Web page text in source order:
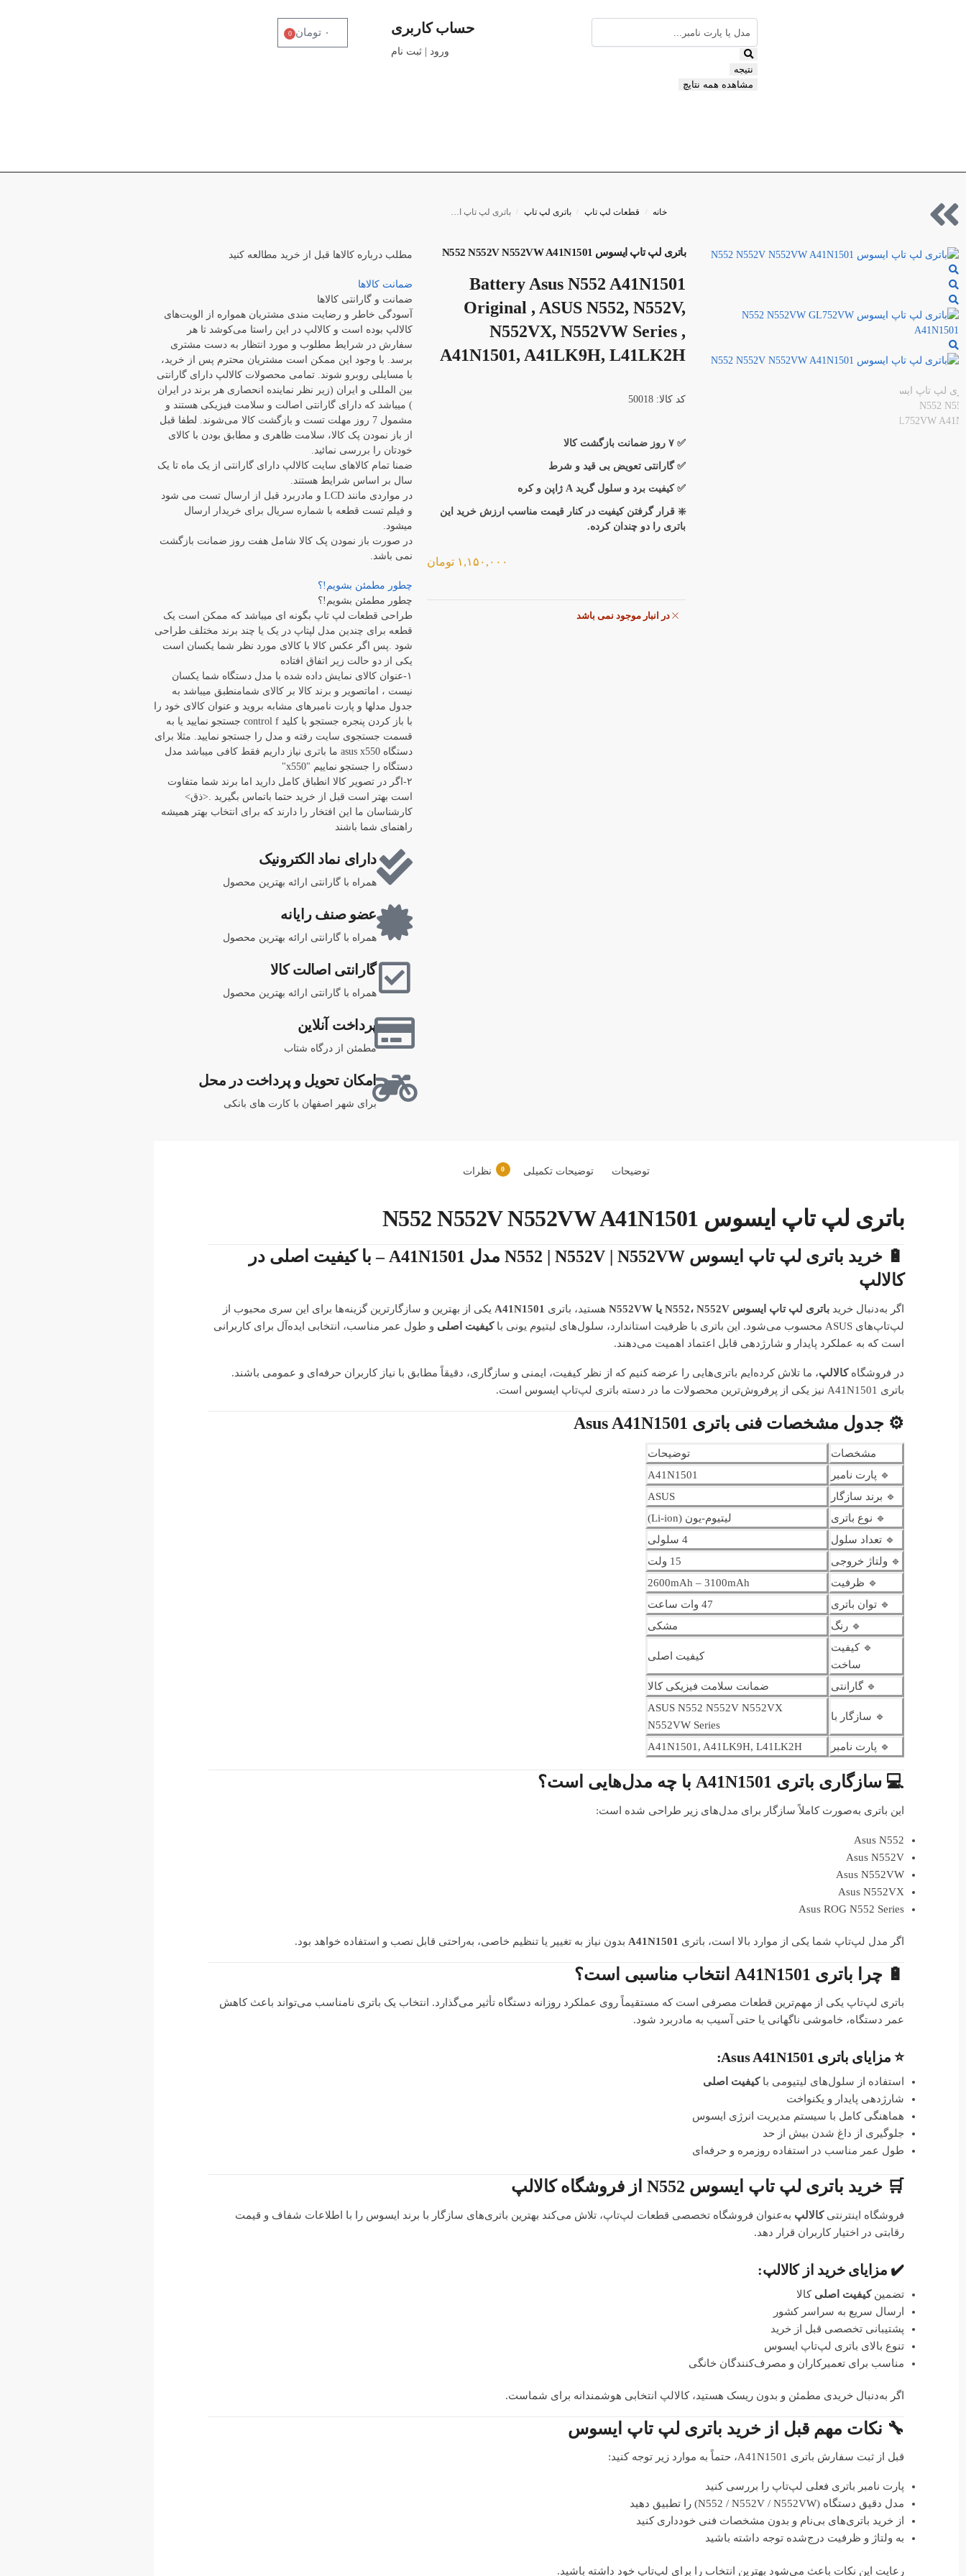
نتیجه
مشاهده همه نتایچ
حساب کاربری
ورود | ثبت نام
۰ تومان 0
خانه / قطعات لپ تاپ / باتری لپ تاپ / باتری لپ تاپ ایسوس N552 N552V N552VW A41N1501
باتری لپ تاپ ایسوس N552 N552V N552VW A41N1501
Battery Asus N552 A41N1501
Original , ASUS N552, N552V,
N552VX, N552VW Series ,
A41N1501, A41LK9H, L41LK2H
کد کالا: 50018
✅ ۷ روز ضمانت بازگشت کالا
✅ گارانتی تعویض بی قید و شرط
✅ کیفیت برد و سلول گرید A ژاپن و کره
❇️ قرار گرفتن کیفیت در کنار قیمت مناسب ارزش خرید این
باتری را دو چندان کرده.
۱,۱۵۰,۰۰۰ تومان
در انبار موجود نمی باشد
مطلب درباره کالاها قبل از خرید مطالعه کنید
ضمانت کالاها
ضمانت و گارانتی کالاها
آسودگی خاطر و رضایت مندی مشتریان همواره از الویت‏‌های
کالالپ بوده است و کالالپ در این راستا می‏‌کوشد تا هر
سفارش در شرایط مطلوب و مورد انتظار به دست مشتری
برسد. با وجود این ممکن است مشتریان محترم پس از خرید،
با مسایلی روبرو شوند. تمامی محصولات کالالپ دارای گارانتی
بین المللی و ایران (زیر نظر نماینده انحصاری هر برند در ایران
) میباشد که دارای گارانتی اصالت و سلامت فیزیکی هستند و
مشمول 7 روز مهلت تست و بازگشت کالا می‌شوند. لطفا قبل
از باز نمودن پک کالا، سلامت ظاهری و مطابق بودن با کالای
خودتان را بررسی نمائید.
ضمنا تمام کالاهای سایت کالالپ دارای گارانتی از یک ماه تا یک
سال بر اساس شرایط هستند.
در مواردی مانند LCD و مادربرد قبل از ارسال تست می شود
و فیلم تست قطعه با شماره سریال برای خریدار ارسال
میشود.
در صورت باز نمودن پک کالا شامل هفت روز ضمانت بازگشت
نمی باشد.
چطور مطمئن بشویم!؟
چطور مطمئن بشویم!؟
طراحی قطعات لپ تاپ بگونه ای میباشد که ممکن است یک
قطعه برای چندین مدل لپتاپ در یک یا چند برند مختلف طراحی
شود .پس اگر عکس کالا با کالای مورد نظر شما یکسان است
یکی از دو حالت زیر اتفاق افتاده
۱-عنوان کالای نمایش داده شده با مدل دستگاه شما یکسان
نیست ، اماتصویر و برند کالا بر کالای شمامنطبق میباشد به
جدول مدلها و پارت نامبرهای مشابه بروید و عنوان کالای خود را
با باز کردن پنجره جستجو با کلید control f جستجو نمایید یا به
قسمت جستجوی سایت رفته و مدل را جستجو نمایید. مثلا برای
دستگاه asus x550 ما باتری نیاز داریم فقط کافی میباشد مدل
دستگاه را جستجو نماییم "x550"
۲-اگر در تصویر کالا انطباق کامل دارید اما برند شما متفاوت
است بهتر است قبل از خرید حتما باتماس بگیرید .<ذق>
کارشناسان ما این افتخار را دارند که برای انتخاب بهتر همیشه
راهنمای شما باشند
دارای نماد الکترونیک
همراه با گارانتی ارائه بهترین محصول
عضو صنف رایانه
همراه با گارانتی ارائه بهترین محصول
گارانتی اصالت کالا
همراه با گارانتی ارائه بهترین محصول
پرداخت آنلاین
مطمئن از درگاه شتاب
امکان تحویل و پرداخت در محل
برای شهر اصفهان با کارت های بانکی
توضیحات توضیحات تکمیلی نظرات 0
باتری لپ تاپ ایسوس N552 N552V N552VW A41N1501
🔋 خرید باتری لپ تاپ ایسوس N552 | N552V | N552VW مدل A41N1501 – با کیفیت اصلی در
کالالپ
اگر به‌دنبال خرید باتری لپ تاپ ایسوس N552، N552V یا N552VW هستید، باتری A41N1501 یکی از بهترین و سازگارترین گزینه‌ها برای این سری محبوب از
لپ‌تاپ‌های ASUS محسوب می‌شود. این باتری با ظرفیت استاندارد، سلول‌های لیتیوم یونی با
کیفیت اصلی و طول عمر مناسب، انتخابی ایده‌آل برای کاربرانی
است که به عملکرد پایدار و شارژدهی قابل اعتماد اهمیت می‌دهند.
در فروشگاهکالالپ، ما تلاش کرده‌ایم باتری‌هایی را عرضه کنیم که از نظر کیفیت، ایمنی و سازگاری، دقیقاً مطابق با نیاز کاربران حرفه‌ای و عمومی باشند.
باتری A41N1501 نیز یکی از پرفروش‌ترین محصولات ما در دسته باتری لپ‌تاپ ایسوس است.
⚙️ جدول مشخصات فنی باتری Asus A41N1501
مشخصات
توضیحات
🔹 پارت نامبر
A41N1501
🔹 برند سازگار
ASUS
🔹 نوع باتری
لیتیوم-یون (Li-ion)
🔹 تعداد سلول
4 سلولی
🔹 ولتاژ خروجی
15 ولت
🔹 ظرفیت
2600mAh – 3100mAh
🔹 توان باتری
🔹 رنگ
مشکی
🔹 کیفیت
ساخت
کیفیت اصلی
🔹 گارانتی ضمانت سلامت فیزیکی کالا
🔹 سازگار با
ASUS N552 N552V N552VX
N552VW Series
🔹 پارت نامبر
A41N1501, A41LK9H, L41LK2H
💻 سازگاری باتری A41N1501 با چه مدل‌هایی است؟
این باتری به‌صورت کاملاً سازگار برای مدل‌های زیر طراحی شده است:
Asus N552
Asus N552V
Asus N552VW
Asus N552VX
Asus ROG N552 Series
اگر مدل لپ‌تاپ شما یکی از موارد بالا است، باتری A41N1501 بدون نیاز به تغییر یا تنظیم خاصی، به‌راحتی قابل نصب و استفاده خواهد بود.
🔋 چرا باتری A41N1501 انتخاب مناسبی است؟
باتری لپ‌تاپ یکی از مهم‌ترین قطعات مصرفی است که مستقیماً روی عملکرد روزانه دستگاه تأثیر می‌گذارد. انتخاب یک باتری نامناسب می‌تواند باعث کاهش
عمر دستگاه، خاموشی ناگهانی یا حتی آسیب به مادربرد شود.
⭐ مزایای باتری Asus A41N1501:
استفاده از سلول‌های لیتیومی باکیفیت اصلی
شارژدهی پایدار و یکنواخت
هماهنگی کامل با سیستم مدیریت انرژی ایسوس
جلوگیری از داغ شدن بیش از حد
طول عمر مناسب در استفاده روزمره و حرفه‌ای
🛒 خرید باتری لپ تاپ ایسوس N552 از فروشگاه کالالپ
فروشگاه اینترنتیکالالپ به‌عنوان فروشگاه تخصصی قطعات لپ‌تاپ، تلاش می‌کند بهترین باتری‌های سازگار با برند ایسوس را با اطلاعات شفاف و قیمت
رقابتی در اختیار کاربران قرار دهد.
✔️ مزایای خرید از کالالپ:
تضمینکیفیت اصلی کالا
ارسال سریع به سراسر کشور
پشتیبانی تخصصی قبل از خرید
تنوع بالای باتری لپ‌تاپ ایسوس
مناسب برای تعمیرکاران و مصرف‌کنندگان خانگی
اگر به‌دنبال خریدی مطمئن و بدون ریسک هستید، کالالپ انتخابی هوشمندانه برای شماست.
🔧 نکات مهم قبل از خرید باتری لپ تاپ ایسوس
قبل از ثبت سفارش باتری A41N1501، حتماً به موارد زیر توجه کنید:
پارت نامبر باتری فعلی لپ‌تاپ را بررسی کنید
مدل دقیق دستگاه (N552 / N552V / N552VW) را تطبیق دهید
از خرید باتری‌های بی‌نام و بدون مشخصات فنی خودداری کنید
به ولتاژ و ظرفیت درج‌شده توجه داشته باشید
رعایت این نکات باعث می‌شود بهترین انتخاب را برای لپ‌تاپ خود داشته باشید.